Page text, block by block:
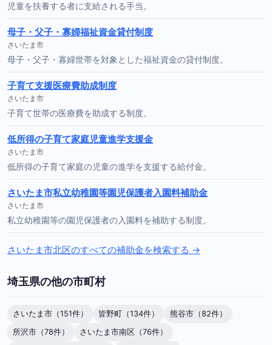
児童を扶養する者に支給される手当。
母子・父子・寡婦福祉資金貸付制度
さいたま市
母子・父子・寡婦世帯を対象とした福祉資金の貸付制度。
子育て支援医療費助成制度
さいたま市
子育て世帯の医療費を助成する制度。
低所得の子育て家庭児童進学支援金
さいたま市
低所得の子育て家庭の児童の進学を支援する給付金。
さいたま市私立幼稚園等園児保護者入園料補助金
さいたま市
私立幼稚園等の園児保護者の入園料を補助する制度。
さいたま市北区のすべての補助金を検索する →
埼玉県の他の市町村
さいたま市（151件） 皆野町（134件）
熊谷市（82件）
所沢市（78件）
さいたま市南区（76件）